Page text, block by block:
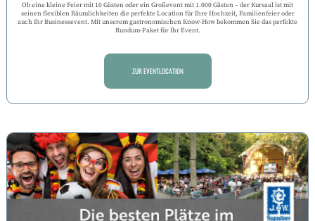
Ob eine kleine Feier mit 10 Gästen oder ein Großevent mit 1.000 Gästen – der Kursaal ist mit
seinen flexiblen Räumlichkeiten die perfekte Location für Ihre Hochzeit, Familienfeier oder
auch Ihr Businessevent. Mit unserem gastronomischen Know-How bekommen Sie das perfekte
Rundum-Paket für Ihr Event.
ZUR EVENTLOCATION